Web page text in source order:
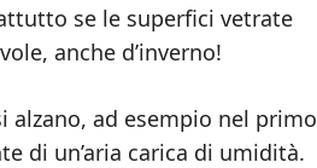
se le superfici vetrate
anche d’inverno!
alzano, ad esempio nel primo
di un’aria carica di umidità.